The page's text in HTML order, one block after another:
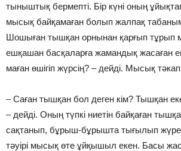
тыныштық бермепті. Бір күні оның
мысық байқамаған болып жалпақ
Шошыған тышқан орнынан қарғып тұрып
ешқашан басқаларға жамандық жасаған
маған өшігіп жүрсің? – дейді. Мысық
– Саған тышқан бол деген кім? Тышқан
– дейді. Оның түпкі ниетін байқаған
сақтанып, бұрыш-бұрышта тығылып
тәуірі мысық өте ұйқышыл екен. Басы